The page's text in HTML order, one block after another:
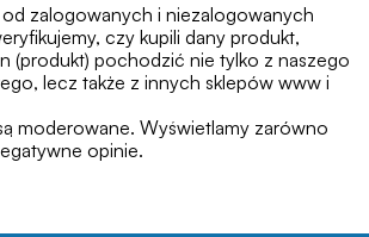
zalogowanych i niezalogowanych
czy kupili dany produkt,
(produkt) pochodzić nie tylko z naszego
lecz także z innych sklepów www i
moderowane. Wyświetlamy zarówno
opinie.